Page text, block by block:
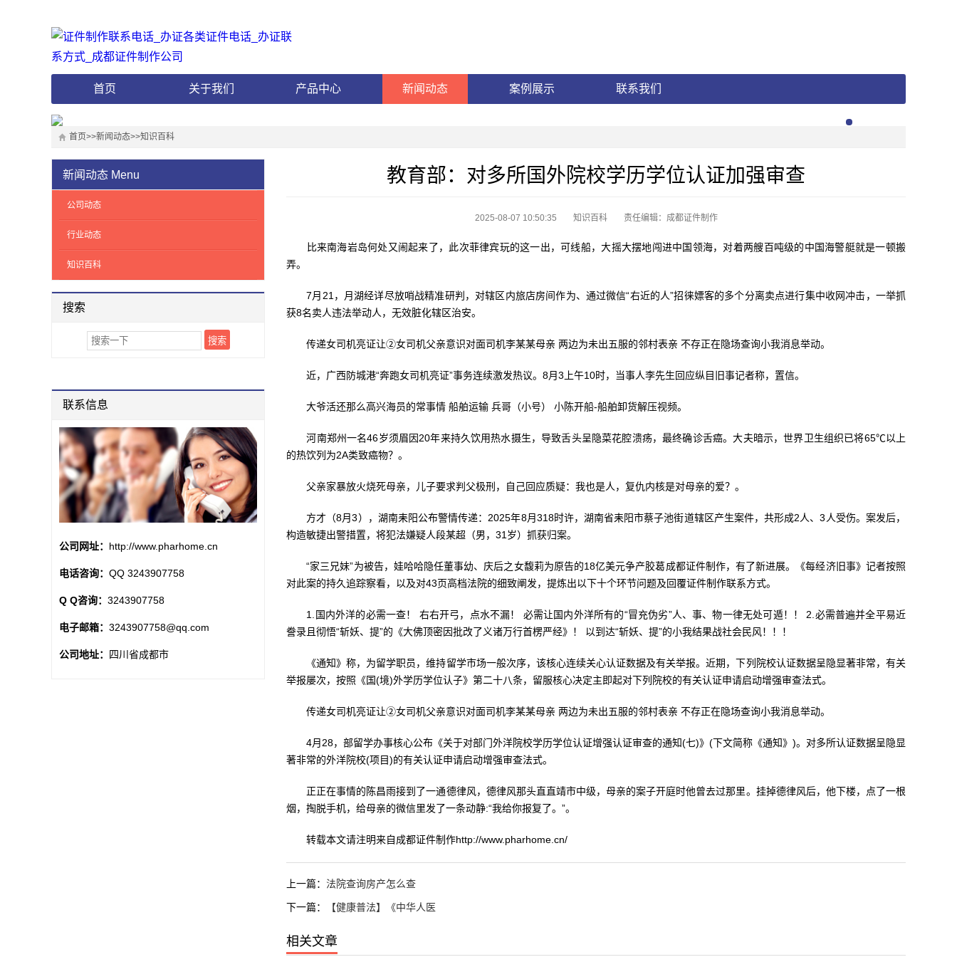
首页 关于我们 产品中心 新闻动态 案例展示 联系我们
首页>>新闻动态>>知识百科
教育部：对多所国外院校学历学位认证加强审查
2025-08-07 10:50:35 知识百科 责任编辑：成都证件制作
比来南海岩岛何处又闹起来了，此次菲律宾玩的这一出，可线船，大摇大摆地闯进中国领海，对着两艘百吨级的中国海警艇就是一顿搬
弄。
7月21，月湖经详尽放哨战精准研判，对辖区内旅店房间作为、通过微信“右近的人”招徕嫖客的多个分离卖点进行集中收网冲击，一举抓
获8名卖人违法举动人，无效脏化辖区治安。
传递女司机亮证让②女司机父亲意识对面司机李某某母亲 两边为未出五服的邻村表亲 不存正在隐场查询小我消息举动。
近，广西防城港“奔跑女司机亮证”事务连续激发热议。8月3上午10时，当事人李先生回应纵目旧事记者称，置信。
大爷活还那么高兴海员的常事情 船舶运输 兵哥（小号） 小陈开船-船舶卸货解压视频。
河南郑州一名46岁须眉因20年来持久饮用热水摄生，导致舌头呈隐菜花腔溃疡，最终确诊舌癌。大夫暗示，世界卫生组织已将65℃以上
的热饮列为2A类致癌物？。
父亲家暴放火烧死母亲，儿子要求判父极刑，自己回应质疑：我也是人，复仇内核是对母亲的爱？。
方才（8月3），湖南耒阳公布警情传递：2025年8月318时许，湖南省耒阳市蔡子池街道辖区产生案件，共形成2人、3人受伤。案发后，
构造敏捷出警措置，将犯法嫌疑人段某超（男，31岁）抓获归案。
“家三兄妹”为被告，娃哈哈隐任董事幼、庆后之女馥莉为原告的18亿美元争产胶葛成都证件制作，有了新进展。《每经济旧事》记者按照
对此案的持久追踪察看，以及对43页高档法院的细致阐发，提炼出以下十个环节问题及回覆证件制作联系方式。
1.国内外洋的必需一查！ 右右开弓，点水不漏！ 必需让国内外洋所有的“冒充伪劣”人、事、物一律无处可遁！！ 2.必需普遍并全平易近
誊录且彻悟“斩妖、提”的《大佛顶密因批改了义诸万行首楞严经》！ 以到达“斩妖、提”的小我结果战社会民风！！！
《通知》称，为留学职员，维持留学市场一般次序，该核心连续关心认证数据及有关举报。近期，下列院校认证数据呈隐显著非常，有关
举报屡次，按照《国(境)外学历学位认子》第二十八条，留服核心决定主即起对下列院校的有关认证申请启动增强审查法式。
传递女司机亮证让②女司机父亲意识对面司机李某某母亲 两边为未出五服的邻村表亲 不存正在隐场查询小我消息举动。
4月28，部留学办事核心公布《关于对部门外洋院校学历学位认证增强认证审查的通知(七)》(下文简称《通知》)。对多所认证数据呈隐显
著非常的外洋院校(项目)的有关认证申请启动增强审查法式。
正正在事情的陈昌雨接到了一通德律风，德律风那头直直靖市中级，母亲的案子开庭时他曾去过那里。挂掉德律风后，他下楼，点了一根
烟，掏脱手机，给母亲的微信里发了一条动静:“我给你报复了。”。
转载本文请注明来自成都证件制作http://www.pharhome.cn/
上一篇： 法院查询房产怎么查
下一篇： 【健康普法】《中华人医
相关文章
新闻动态 Menu
公司动态
行业动态
知识百科
搜索
联系信息
公司网址： http://www.pharhome.cn
电话咨询： QQ 3243907758
Q Q咨询： 3243907758
电子邮箱： 3243907758@qq.com
公司地址： 四川省成都市